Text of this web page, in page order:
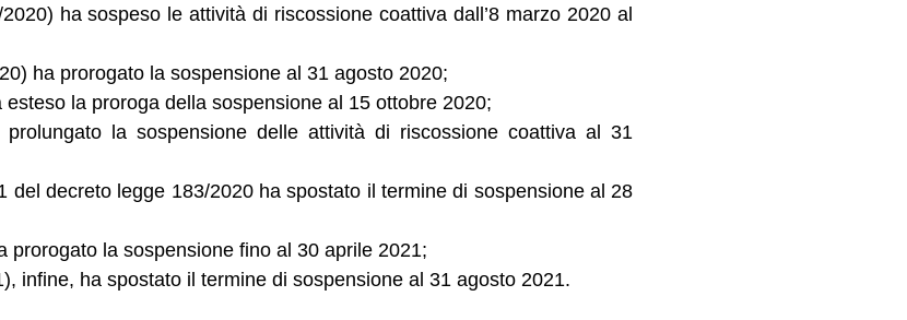
ha sospeso le attività di riscossione coattiva dall’8 marzo 2020 al
ha prorogato la sospensione al 31 agosto 2020;
la proroga della sospensione al 15 ottobre 2020;
la sospensione delle attività di riscossione coattiva al 31
del decreto legge 183/2020 ha spostato il termine di sospensione al 28
prorogato la sospensione fino al 30 aprile 2021;
infine, ha spostato il termine di sospensione al 31 agosto 2021.